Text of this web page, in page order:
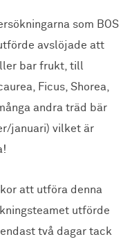
som BOS
avslöjade att
bar frukt, till
Ficus, Shorea,
andra träd bär
januari) vilket är
att utföra denna
utförde
två dagar tack